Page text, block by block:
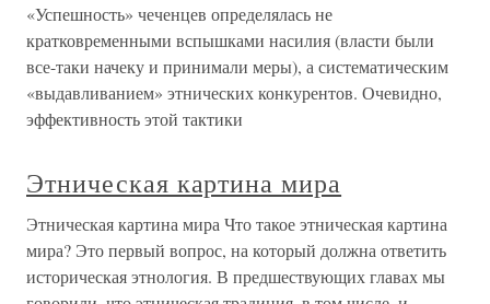
«Успешность» чеченцев определялась не
кратковременными вспышками насилия (власти были
все-таки начеку и принимали меры), а систематическим
«выдавливанием» этнических конкурентов. Очевидно,
эффективность этой тактики
Этническая картина мира
Этническая картина мира Что такое этническая картина
мира? Это первый вопрос, на который должна ответить
историческая этнология. В предшествующих главах мы